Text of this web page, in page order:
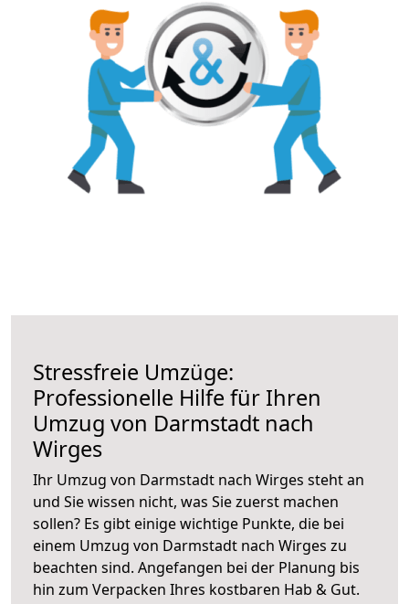
Stressfreie Umzüge:
Professionelle Hilfe für Ihren
Umzug von Darmstadt nach
Wirges
Ihr Umzug von Darmstadt nach Wirges steht an
und Sie wissen nicht, was Sie zuerst machen
sollen? Es gibt einige wichtige Punkte, die bei
einem Umzug von Darmstadt nach Wirges zu
beachten sind. Angefangen bei der Planung bis
hin zum Verpacken Ihres kostbaren Hab & Gut.